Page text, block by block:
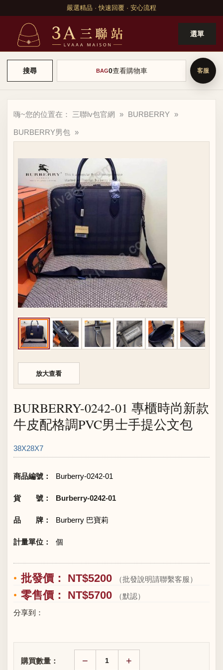
嚴選精品 · 快速回覆 · 安心流程
選單
搜尋 BAG0查看購物車
嗨~您的位置在： 三聯lv包官網 » BURBERRY »
BURBERRY男包 »
放大查看
BURBERRY-0242-01 專櫃時尚新款
牛皮配格調PVC男士手提公文包
38X28X7
商品編號： Burberry-0242-01
貨 號： Burberry-0242-01
品 牌： Burberry 巴寶莉
計量單位： 個
批發價： NT$5200 （批發說明請聯繫客服）
零售價： NT$5700
（默認）
分享到：
購買數量： +
−